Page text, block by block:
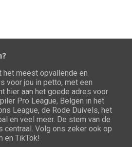
meest opvallende en
voor jou in petto, met een
hier aan het goede adres voor
Pro League, Belgen in het
League, de Rode Duivels, het
en veel meer. De stem van de
centraal. Volg ons zeker ook op
en TikTok!